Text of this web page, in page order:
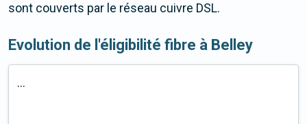
sont couverts par le réseau cuivre DSL.
Evolution de l'éligibilité fibre à Belley
...